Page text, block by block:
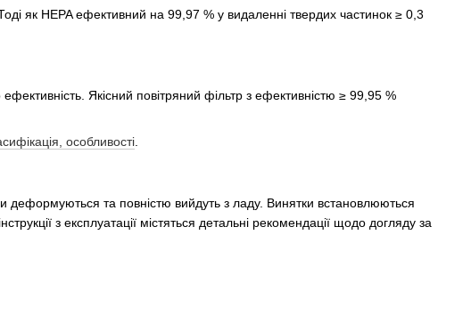
як HEPA ефективний на 99,97 % у видаленні твердих частинок ≥ 0,3
Якісний повітряний фільтр з ефективністю ≥ 99,95 %
особливості
деформуються та повністю вийдуть з ладу. Винятки встановлюються
з експлуатації містяться детальні рекомендації щодо догляду за